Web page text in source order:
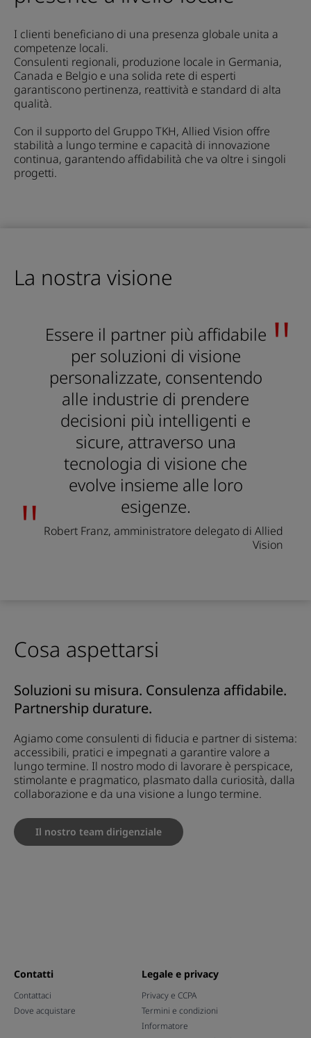
I clienti beneficiano di una presenza globale unita a
competenze locali.
Consulenti regionali, produzione locale in Germania,
Canada e Belgio e una solida rete di esperti
garantiscono pertinenza, reattività e standard di alta
qualità.
Con il supporto del Gruppo TKH, Allied Vision offre
stabilità a lungo termine e capacità di innovazione
continua, garantendo affidabilità che va oltre i singoli
progetti.
La nostra visione
Essere il partner più affidabile
per soluzioni di visione
personalizzate, consentendo
alle industrie di prendere
decisioni più intelligenti e
sicure, attraverso una
tecnologia di visione che
evolve insieme alle loro
esigenze.
Robert Franz, amministratore delegato di Allied
Vision
Cosa aspettarsi
Soluzioni su misura. Consulenza affidabile.
Partnership durature.
Agiamo come consulenti di fiducia e partner di sistema:
accessibili, pratici e impegnati a garantire valore a
lungo termine. Il nostro modo di lavorare è perspicace,
stimolante e pragmatico, plasmato dalla curiosità, dalla
collaborazione e da una visione a lungo termine.
Il nostro team dirigenziale
Contatti
Contattaci
Dove acquistare
Legale e privacy
Privacy e CCPA
Termini e condizioni
Informatore